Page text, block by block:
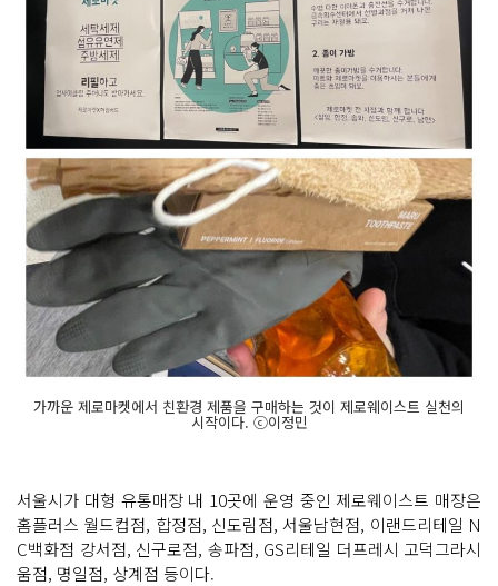
가까운 제로마켓에서 친환경 제품을 구매하는 것이 제로웨이스트 실천의
시작이다. ⓒ이정민
서울시가 대형 유통매장 내 10곳에 운영 중인 제로웨이스트 매장은
홈플러스 월드컵점, 합정점, 신도림점, 서울남현점, 이랜드리테일 N
C백화점 강서점, 신구로점, 송파점, GS리테일 더프레시 고덕그라시
움점, 명일점, 상계점 등이다.